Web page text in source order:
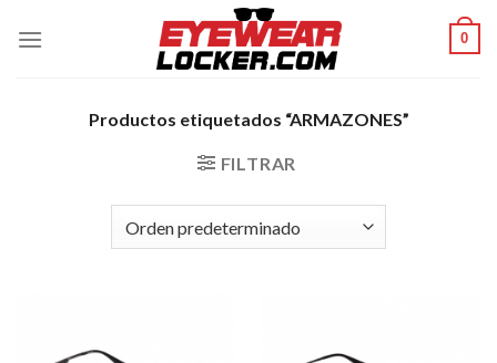
0
Productos etiquetados “ARMAZONES”
FILTRAR